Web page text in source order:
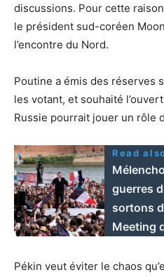
discussions. Pour cette
le président sud-coréen
l’encontre du Nord.
Poutine a émis des réserves
les votant, et souhaité
Russie pourrait jouer un rôle
Read
guerres
sortons
Meeting
Pékin veut éviter le chaos